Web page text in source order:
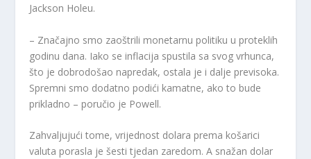
Jackson Holeu.
– Značajno smo zaoštrili monetarnu politiku u proteklih
godinu dana. Iako se inflacija spustila sa svog vrhunca,
što je dobrodošao napredak, ostala je i dalje previsoka.
Spremni smo dodatno podići kamatne, ako to bude
prikladno – poručio je Powell.
Zahvaljujući tome, vrijednost dolara prema košarici
valuta porasla je šesti tjedan zaredom. A snažan dolar